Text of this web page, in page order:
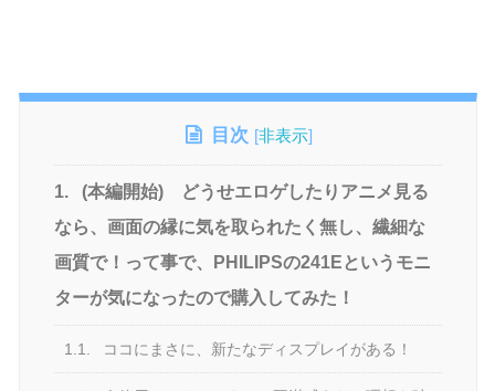
目次 [非表示]
1.
(本編開始) どうせエロゲしたりアニメ見る
なら、画面の縁に気を取られたく無し、繊細な
画質で！って事で、PHILIPSの241Eというモニ
ターが気になったので購入してみた！
1.1. ココにまさに、新たなディスプレイがある！